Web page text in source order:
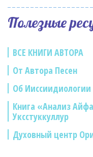
Полезные
ВСЕ КНИГИ АВТОРА
От Автора Песен
Об Ииссиидиологии
Книга «Анализ
Уксстуккуллур
Духовный центр